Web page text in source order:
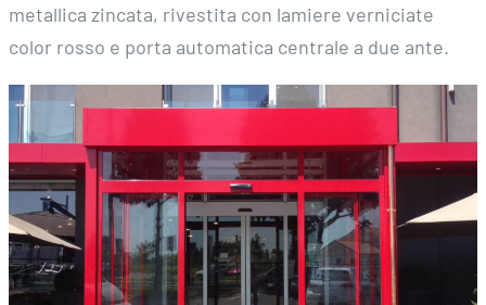
WORKS
CONTATTI
metallica zincata, rivestita con lamiere verniciate
color rosso e porta automatica centrale a due ante.